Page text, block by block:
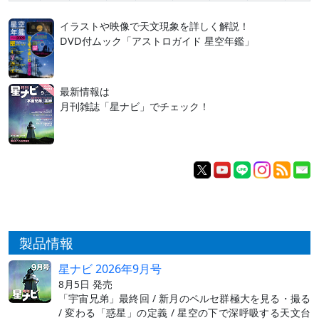
イラストや映像で天文現象を詳しく解説！
DVD付ムック「アストロガイド 星空年鑑」
最新情報は
月刊雑誌「星ナビ」でチェック！
製品情報
星ナビ 2026年9月号
8月5日 発売
「宇宙兄弟」最終回 / 新月のペルセ群極大を見る・撮る
/ 変わる「惑星」の定義 / 星空の下で深呼吸する天文台